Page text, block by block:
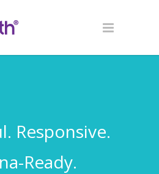
Responsive.
Ready.